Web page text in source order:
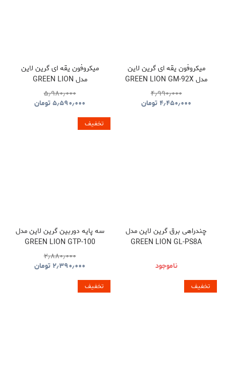
میکروفون یقه ای گرین لاین
مدل GREEN LION GM-92X
GNGM92XWMBK
۴٫۹۹۰٫۰۰۰
۴٫۴۵۰٫۰۰۰ تومان
میکروفون یقه ای گرین لاین
مدل GREEN LION
GNGM93XMICBK
۵٫۹۸۰٫۰۰۰
۵٫۵۹۰٫۰۰۰تومان
چندراهی برق گرین لاین مدل
GREEN LION GL-PS8A
ناموجود
تخفیف
سه پایه دوربین گرین لاین مدل
GREEN LION GTP-100
GNTP100TRIBK
۲٫۸۸۰٫۰۰۰
۲٫۳۹۰٫۰۰۰ تومان
تخفیف تخفیف